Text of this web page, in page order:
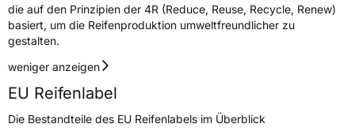
die auf den Prinzipien der 4R (Reduce, Reuse, Recycle, Renew)
basiert, um die Reifenproduktion umweltfreundlicher zu
gestalten.
weniger anzeigen
EU Reifenlabel
Die Bestandteile des EU Reifenlabels im Überblick